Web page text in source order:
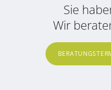
Sie
Wir